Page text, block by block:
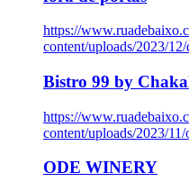
https://
content/uploads/2023/
Bistro 99 by
https://
content/uploads/2023/
ODE WINERY